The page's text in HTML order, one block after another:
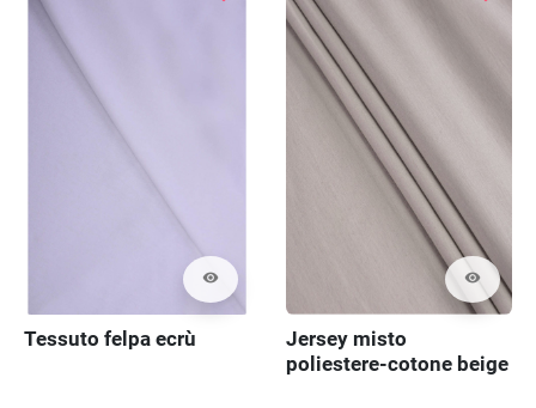
visibility
Tessuto felpa ecrù
visibility
Jersey misto
poliestere-cotone beige